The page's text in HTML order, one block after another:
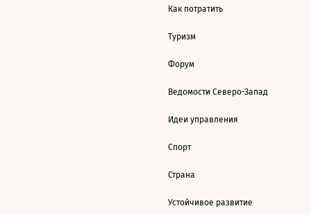
Как потратить
Туризм
Форум
Ведомости Северо-Запад
Идеи управления
Спорт
Страна
Устойчивое развитие